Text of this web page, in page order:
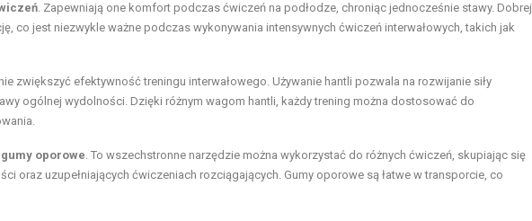
. Zapewniają one komfort podczas ćwiczeń na podłodze, chroniąc jednocześnie stawy. Dobrej
co jest niezwykle ważne podczas wykonywania intensywnych ćwiczeń interwałowych, takich jak
zwiększyć efektywność treningu interwałowego. Używanie hantli pozwala na rozwijanie siły
ogólnej wydolności. Dzięki różnym wagom hantli, każdy trening można dostosować do
gumy oporowe. To wszechstronne narzędzie można wykorzystać do różnych ćwiczeń, skupiając się
oraz uzupełniających ćwiczeniach rozciągających. Gumy oporowe są łatwe w transporcie, co